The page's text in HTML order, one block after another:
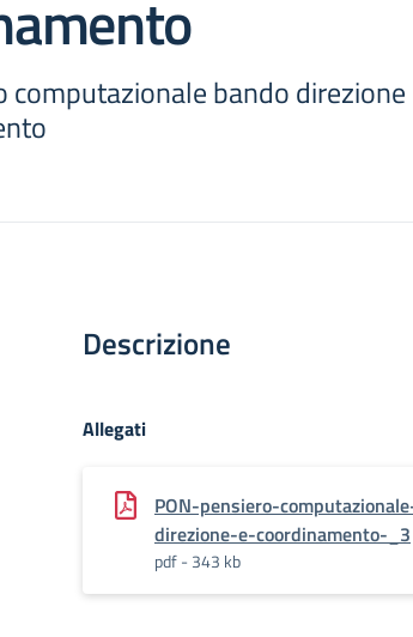
computazionale bando direzione
Descrizione
Allegati
PON-pensiero-
direzione-e-coordinamento-_3
pdf - 343 kb